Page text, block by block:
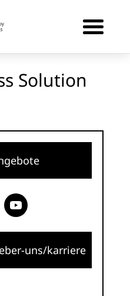
Solution
uns/karriere